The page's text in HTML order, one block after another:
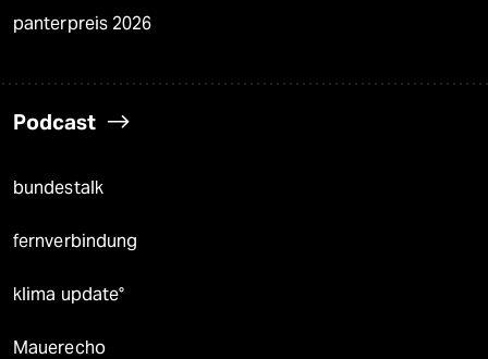
panterpreis 2026
Podcast
bundestalk
fernverbindung
klima update°
Mauerecho